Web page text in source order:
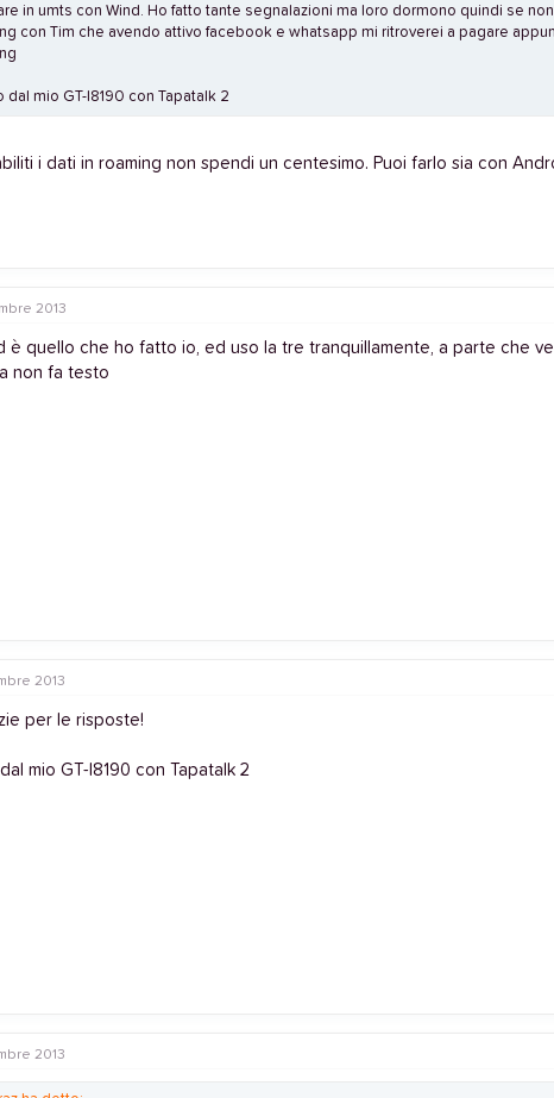
in umts con Wind. Ho fatto tante segnalazioni ma loro dormono quindi se
con Tim che avendo attivo facebook e whatsapp mi ritroverei a pagare
dal mio GT-I8190 con Tapatalk 2
i dati in roaming non spendi un centesimo. Puoi farlo sia con
2013
è quello che ho fatto io, ed uso la tre tranquillamente, a parte che
non fa testo
2013
per le risposte!
mio GT-I8190 con Tapatalk 2
2013